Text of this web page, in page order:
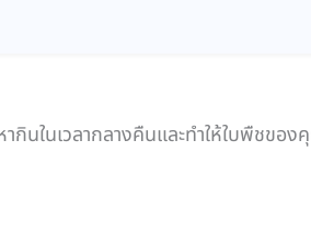
ในเวลากลางคืนและทำให้ใบพืชของ